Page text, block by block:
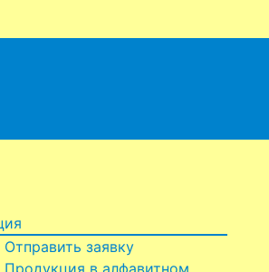
Отправить заявку
Продукция в алфавитном